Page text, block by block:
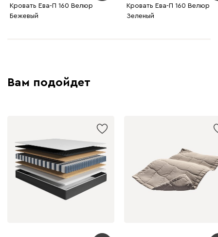
Кровать Ева-П 160 Велюр
Бежевый
Кровать Ева-П 160 Велюр
Зеленый
Вам подойдет